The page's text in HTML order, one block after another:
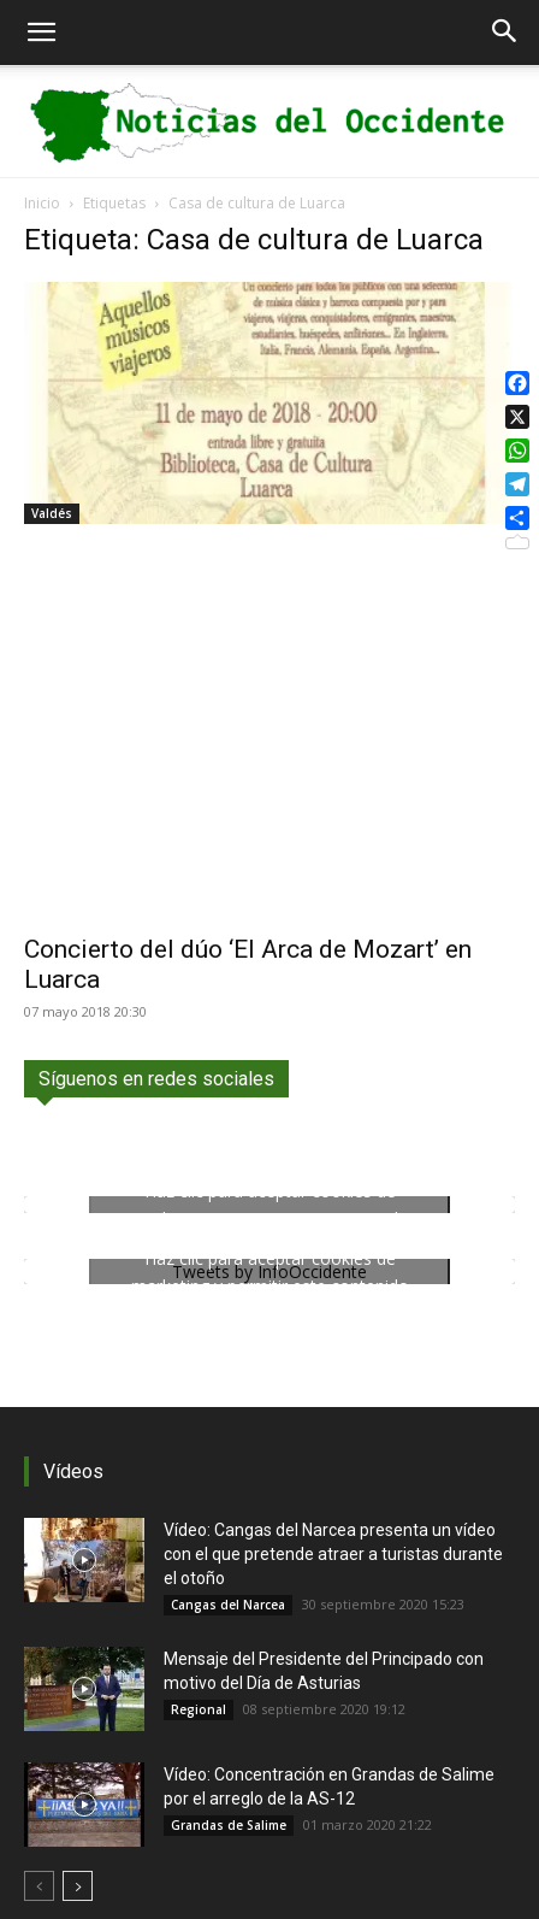
Noticias
del
Occidente
Inicio Etiquetas Casa de cultura de Luarca
Etiqueta: Casa de cultura de Luarca
Valdés
Concierto del dúo ‘El Arca de Mozart’ en
Luarca
07 mayo 2018 20:30
Síguenos en redes sociales
Haz clic para aceptar cookies de
marketing y permitir este contenido
Tweets by InfoOccidente
Haz clic para aceptar cookies de
marketing y permitir este contenido
Vídeos
Vídeo: Cangas del Narcea presenta un vídeo
con el que pretende atraer a turistas durante
el otoño
Cangas del Narcea 30 septiembre 2020 15:23
Mensaje del Presidente del Principado con
motivo del Día de Asturias
Regional 08 septiembre 2020 19:12
Vídeo: Concentración en Grandas de Salime
por el arreglo de la AS-12
Grandas de Salime 01 marzo 2020 21:22
X